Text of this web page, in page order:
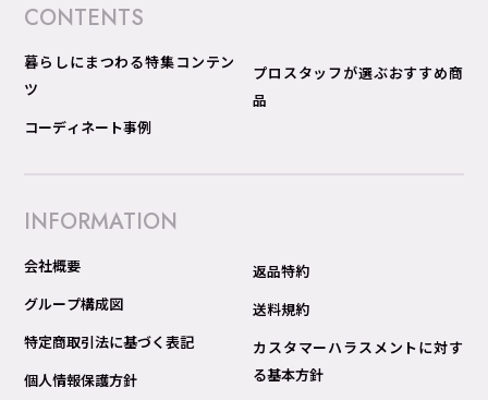
CONTENTS
暮らしにまつわる特集コンテン
ツ
コーディネート事例
プロスタッフが選ぶおすすめ商
品
INFORMATION
会社概要
グループ構成図
特定商取引法に基づく表記
個人情報保護方針
返品特約
送料規約
カスタマーハラスメントに対す
る基本方針